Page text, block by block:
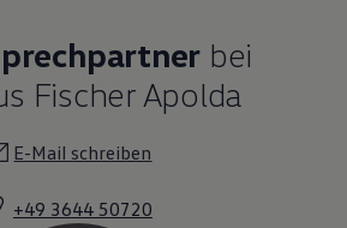
bei
Fischer Apolda
E-Mail schreiben
+49 3644 50720